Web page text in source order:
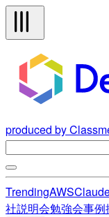
produced by
TrendingAWS
社説明会勉強会事例